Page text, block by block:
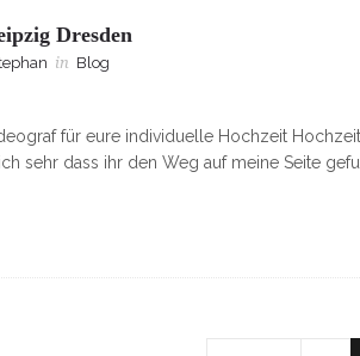
Dresden
in Blog
für eure individuelle Hochzeit
sehr dass ihr den Weg auf meine Seite